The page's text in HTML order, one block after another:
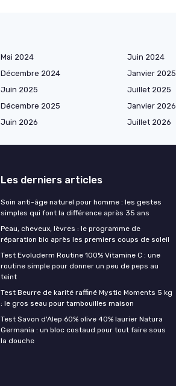
Mai 2024 Juin 2024
Décembre 2024 Janvier 2025
Juin 2025 Juillet 2025
Décembre 2025 Janvier 2026
Juin 2026 Juillet 2026
Les derniers articles
Soin anti-âge naturel pour homme : les gestes
simples qui font la différence après 35 ans
Peau, cheveux, lèvres : le programme de
réparation bio après les premiers coups de soleil
Test Evoluderm Routine 100% Vitamine C : une
routine simple pour donner un peu de peps au
teint
Test Beurre de karité raffiné Mystic Moments 5 kg
: le gros seau pour tambouilles maison
Test Savon d'Alep 60% olive 40% laurier Natura
Germania : un bloc costaud pour tout faire sous
la douche